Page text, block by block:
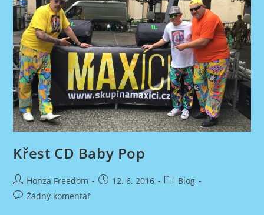
Křest CD Baby Pop
Autor
příspěvku
Honza Freedom
Příspěvek
12. 6. 2016
Rubriky
Blog
Komentáře
Žádný komentář